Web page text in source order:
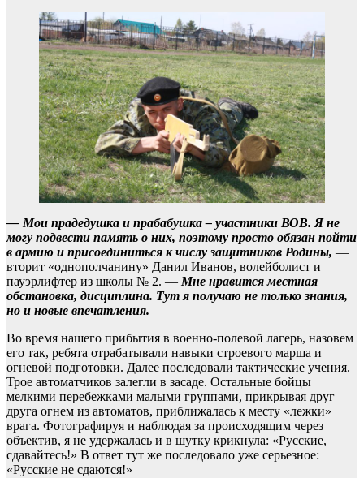
— Мои прадедушка и прабабушка – участники ВОВ. Я не
могу подвести память о них, поэтому просто обязан пойти
в армию и присоединиться к числу защитников Родины, —
вторит «однополчанину» Данил Иванов, волейболист и
пауэрлифтер из школы № 2. — Мне нравится местная
обстановка, дисциплина. Тут я получаю не только знания,
но и новые впечатления.
Во время нашего прибытия в военно-полевой лагерь, назовем
его так, ребята отрабатывали навыки строевого марша и
огневой подготовки. Далее последовали тактические учения.
Трое автоматчиков залегли в засаде. Остальные бойцы
мелкими перебежками малыми группами, прикрывая друг
друга огнем из автоматов, приближалась к месту «лежки»
врага. Фотографируя и наблюдая за происходящим через
объектив, я не удержалась и в шутку крикнула: «Русские,
сдавайтесь!» В ответ тут же последовало уже серьезное:
«Русские не сдаются!»